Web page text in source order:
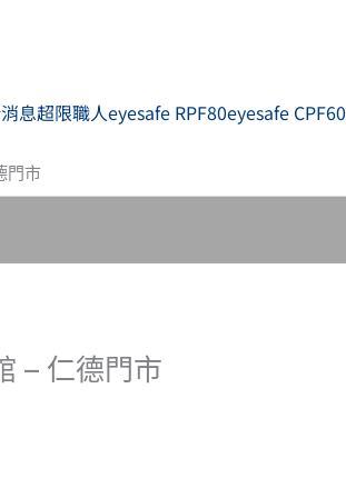
息超限職人eyesafe RPF80eyesafe CPF60
門市
– 仁德門市